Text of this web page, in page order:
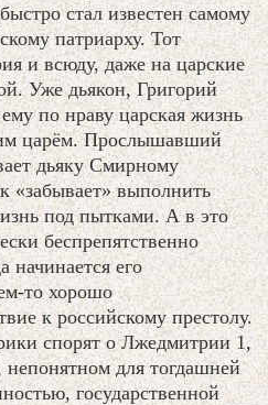
стал известен самому
патриарху. Тот
и всюду, даже на царские
Уже дьякон, Григорий
по нраву царская жизнь
царём. Прослышавший
дьяку Смирному
«забывает» выполнить
под пытками. А в это
беспрепятственно
начинается его
то хорошо
к российскому престолу.
спорят о Лжедмитрии 1,
для тогдашней
государственной